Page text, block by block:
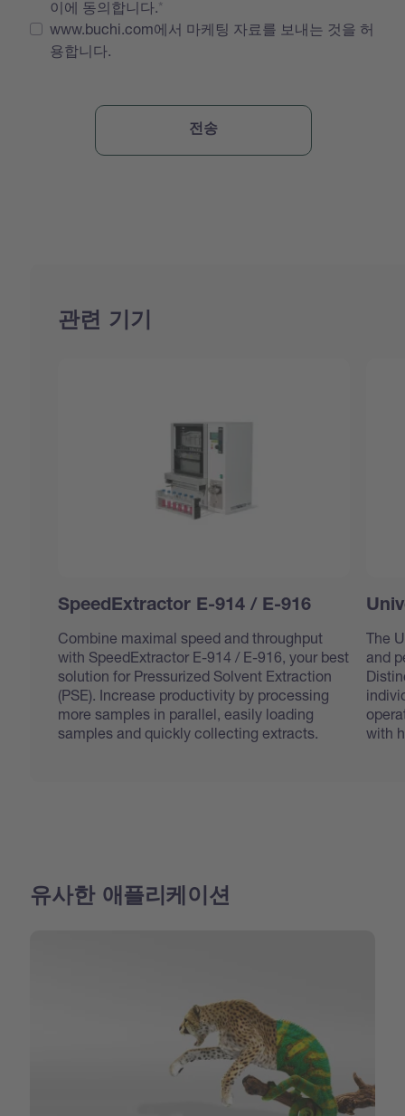
이에 동의합니다.
www.buchi.com에서 마케팅 자료를 보내는 것을 허
용합니다.
관련 기기
SpeedExtractor E-914 / E-916
Combine maximal speed and throughput
with SpeedExtractor E-914 / E-916, your best
solution for Pressurized Solvent Extraction
(PSE). Increase productivity by processing
more samples in parallel, easily loading
samples and quickly collecting extracts.
The
and
with
유사한 애플리케이션